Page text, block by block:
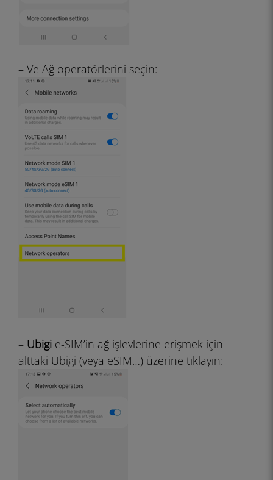
– Ve Ağ operatörlerini seçin:
– Ubigi e-SIM’in ağ işlevlerine erişmek için
alttaki Ubigi (veya eSIM…) üzerine tıklayın: